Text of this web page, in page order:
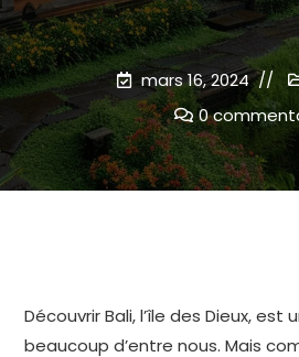
mars 16, 2024
0
Découvrir Bali, l’île des Dieux, est
beaucoup d’entre nous. Mais